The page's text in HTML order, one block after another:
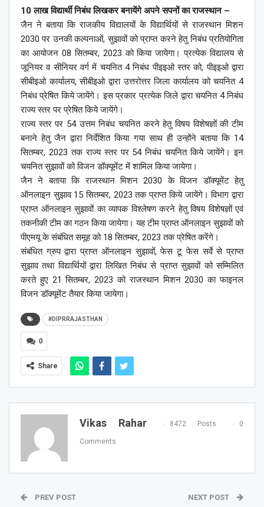
10 लाख विद्यार्थी निबंध लिखकर बनायेंगे अपने सपनों का राजस्थान –
जैन ने बताया कि राजकीय विद्यालयों के विद्यार्थियों से राजस्थान मिशन
2030 पर उनकी कल्पनाओं, सुझावों को प्राप्त करने हेतु निबंध प्रतियोगिता
का आयोजन 08 सितम्बर, 2023 को किया जायेगा। प्रत्येक विद्यालय से
जूनियर व सीनियर वर्ग में चयनित 4 निबंध पीइइओ स्तर को, पीइइओ द्वारा
सीबीइओ कार्यालय, सीबीइओ द्वारा उत्तरोत्तर जिला कार्यालय को चयनित 4
निबंध प्रेषित किये जायेंगे। इस प्रकार प्रत्येक जिले द्वारा चयनित 4 निबंध
राज्य स्तर पर प्रेषित किये जायेंगे।
राज्य स्तर पर 54 उत्तम निबंध चयनित करने हेतु विषय विशेषज्ञों की टीम
बनाने हेतु जैन द्वारा निर्देशित किया गया साथ ही उन्होंने बताया कि 14
सितम्बर, 2023 तक राज्य स्तर पर 54 निबंध चयनित किये जायेंगे। इन
चयनित सुझावों को विजन डॉक्यूमेंट में शामिल किया जायेगा।
जैन ने बताया कि राजस्थान मिशन 2030 के विजन डॉक्यूमेंट हेतु
ऑनलाइन सुझाव 15 सितम्बर, 2023 तक प्राप्त किये जायेंगे। विभाग द्वारा
प्राप्त ऑनलाइन सुझावों का व्यापक विश्लेषण करने हेतु विषय विशेषज्ञों एवं
तकनीकी टीम का गठन किया जायेगा। यह टीम प्राप्त ऑनलाइन सुझावों को
पीएमयू के संबंधित समूह को 18 सितम्बर, 2023 तक प्रेषित करेंगे।
संबंधित ग्रुप द्वारा प्राप्त ऑनलाइन सुझावों, फेस टू फेस सर्वे से प्राप्त
सुझाव तथा विद्यार्थियों द्वारा लिखित निबंध से प्राप्त सुझावों को सम्मिलित
करते हुए 21 सितम्बर, 2023 को राजस्थान मिशन 2030 का फाइनल
विजन डॉक्यूमेंट तैयार किया जायेगा।
#DIPRRAJASTHAN
0
Share
Vikas Rahar 8472 Posts 0
Comments
PREV POST NEXT POST